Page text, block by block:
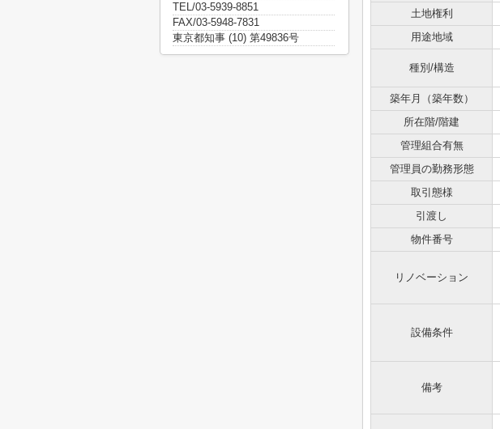
土地権利
用途地域
種別/構造
築年月（築年数）
所在階/階建
管理組合有無
管理員の勤務形態
取引態様
引渡し
物件番号
リノベーション
設備条件
備考
TEL/03-5939-8851
FAX/03-5948-7831
東京都知事 (10) 第49836号